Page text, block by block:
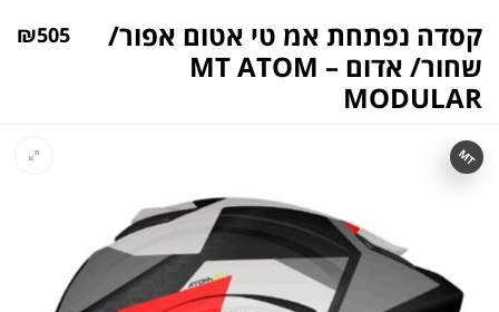
קסדה נפתחת אמ טי אטום אפור/
שחור/ אדום – MT ATOM
MODULAR
₪505
MT